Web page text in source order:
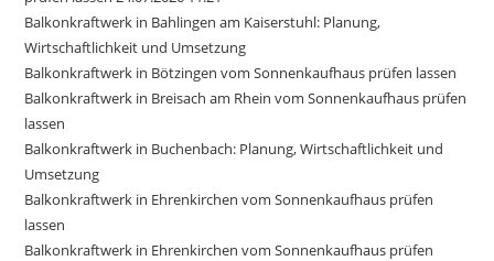
Balkonkraftwerk in Bahlingen am Kaiserstuhl: Planung,
Wirtschaftlichkeit und Umsetzung
Balkonkraftwerk in Bötzingen vom Sonnenkaufhaus prüfen lassen
Balkonkraftwerk in Breisach am Rhein vom Sonnenkaufhaus prüfen
lassen
Balkonkraftwerk in Buchenbach: Planung, Wirtschaftlichkeit und
Umsetzung
Balkonkraftwerk in Ehrenkirchen vom Sonnenkaufhaus prüfen
lassen
Balkonkraftwerk in Ehrenkirchen vom Sonnenkaufhaus prüfen